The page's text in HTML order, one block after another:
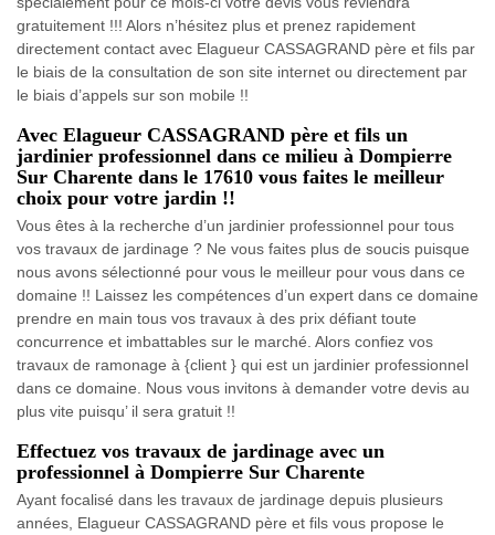
gratuitement !!! Alors n’hésitez plus et prenez rapidement
directement contact avec Elagueur CASSAGRAND père et fils par
le biais de la consultation de son site internet ou directement par
le biais d’appels sur son mobile !!
Avec Elagueur CASSAGRAND père et fils un
jardinier professionnel dans ce milieu à Dompierre
Sur Charente dans le 17610 vous faites le meilleur
choix pour votre jardin !!
Vous êtes à la recherche d’un jardinier professionnel pour tous
vos travaux de jardinage ? Ne vous faites plus de soucis puisque
nous avons sélectionné pour vous le meilleur pour vous dans ce
domaine !! Laissez les compétences d’un expert dans ce domaine
prendre en main tous vos travaux à des prix défiant toute
concurrence et imbattables sur le marché. Alors confiez vos
travaux de ramonage à {client } qui est un jardinier professionnel
dans ce domaine. Nous vous invitons à demander votre devis au
plus vite puisqu’ il sera gratuit !!
Effectuez vos travaux de jardinage avec un
professionnel à Dompierre Sur Charente
Ayant focalisé dans les travaux de jardinage depuis plusieurs
années, Elagueur CASSAGRAND père et fils vous propose le